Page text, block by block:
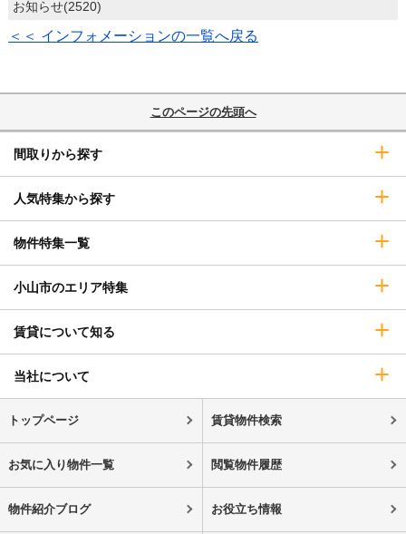
お知らせ(2520)
＜＜ インフォメーションの一覧へ戻る
このページの先頭へ
間取りから探す
人気特集から探す
物件特集一覧
小山市のエリア特集
賃貸について知る
当社について
トップページ 賃貸物件検索
お気に入り物件一覧 閲覧物件履歴
物件紹介ブログ お役立ち情報